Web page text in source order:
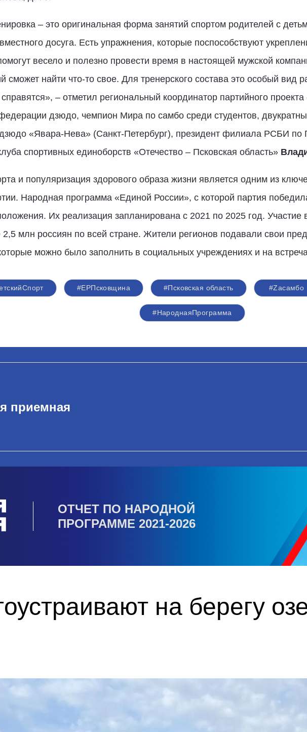
– это оригинальная форма занятий спортом родителей с
досуга. Есть упражнения, которые поспособствуют
весело и полезно провести время в настоящей мужской
сможет найти что-то свое. Для тренерского состава это особый вид
– отметил региональный координатор партийного
дзюдо, чемпион Мира по самбо среди студентов,
«Явара-Нева» (Санкт-Петербург), президент филиала РСБИ по
спортивных единоборств «Отечество – Псковская область»
и популяризация здорового образа жизни является одним из
Народная программа «Единой России», с которой партия
Их реализация запланирована с 2021 по 2025 год.
млн россиян по всей стране. Жители регионов подавали свои
можно было заполнить в социальных учреждениях и на
#ЕРПсковщина #Псковская область #Zасамбо
#НароднаяПрограмма
приемная
ОТЧЕТ ПО НАРОДНОЙ
ПРОГРАММЕ 2021-2026
на берегу